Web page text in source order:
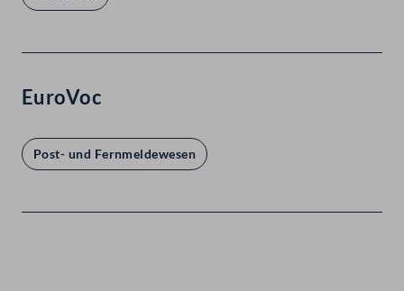
EuroVoc
Post- und Fernmeldewesen